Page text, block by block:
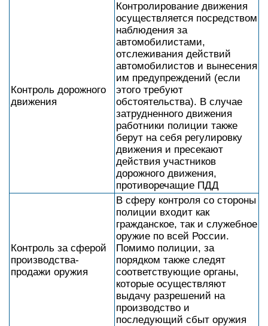
Контроль дорожного
движения
Контролирование движения
осуществляется посредством
наблюдения за
автомобилистами,
отслеживания действий
автомобилистов и вынесения
им предупреждений (если
этого требуют
обстоятельства). В случае
затрудненного движения
работники полиции также
берут на себя регулировку
движения и пресекают
действия участников
дорожного движения,
противоречащие ПДД
Контроль за сферой
производства-
продажи оружия
В сферу контроля со стороны
полиции входит как
гражданское, так и служебное
оружие по всей России.
Помимо полиции, за
порядком также следят
соответствующие органы,
которые осуществляют
выдачу разрешений на
производство и
последующий сбыт оружия